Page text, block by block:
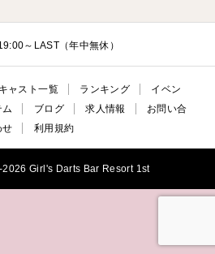
～LAST（年中無休）
キャスト一覧 ランキング
イベン
ム ブログ 求人情報
お問い合
せ
利用規約
Girl's Darts Bar Resort 1st